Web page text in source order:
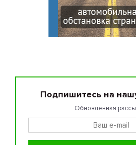
Подпишитесь на
Обновленная